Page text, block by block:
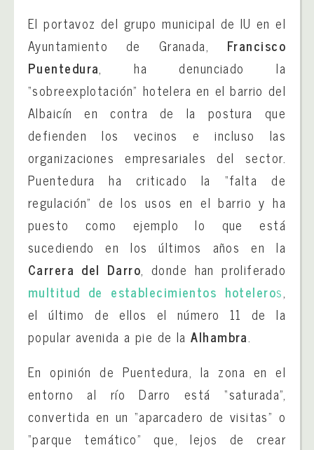
El portavoz del grupo municipal de IU en el
Ayuntamiento de Granada, Francisco
Puentedura, ha denunciado la
“sobreexplotación” hotelera en el barrio del
Albaicín en contra de la postura que
defienden los vecinos e incluso las
organizaciones empresariales del sector.
Puentedura ha criticado la “falta de
regulación” de los usos en el barrio y ha
puesto como ejemplo lo que está
sucediendo en los últimos años en la
Carrera del Darro, donde han proliferado
multitud de establecimientos hoteleros,
el último de ellos el número 11 de la
popular avenida a pie de laAlhambra.
En opinión de Puentedura, la zona en el
entorno al río Darro está “saturada”,
convertida en un “aparcadero de visitas” o
“parque temático” que, lejos de crear